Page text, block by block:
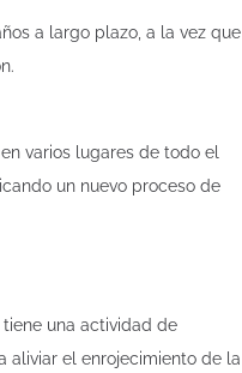
a largo plazo, a la vez que
varios lugares de todo el
un nuevo proceso de
una actividad de
aliviar el enrojecimiento de la